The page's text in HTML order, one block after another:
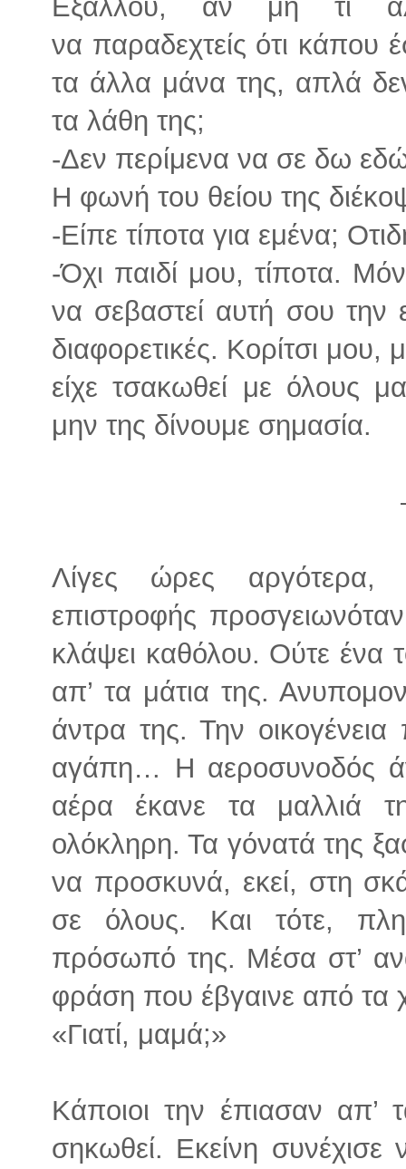
Εξάλλου, αν μη τι
να παραδεχτείς ότι
τα άλλα μάνα της, απλά
τα λάθη της;
-Δεν περίμενα να σε δω
Η φωνή του θείου της
-Είπε τίποτα για εμένα;
-Όχι παιδί μου, τίποτα.
να σεβαστεί αυτή σου την
διαφορετικές. Κορίτσι
είχε τσακωθεί με όλους
μην της δίνουμε σημασία.
Λίγες ώρες
επιστροφής
κλάψει καθόλου. Ούτε ένα
απ’ τα μάτια της.
άντρα της. Την οικογένεια
αγάπη… Η αεροσυνοδός
αέρα έκανε τα μαλλιά
ολόκληρη. Τα γόνατά της
να προσκυνά, εκεί, στη
σε όλους. Και τότε,
πρόσωπό της. Μέσα στ’
φράση που έβγαινε από τα
«Γιατί, μαμά;»
Κάποιοι την έπιασαν απ’
σηκωθεί. Εκείνη συνέχισε